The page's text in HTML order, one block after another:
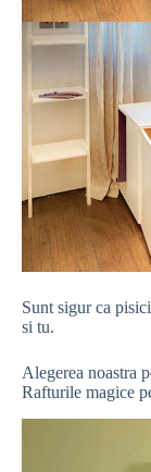
Sunt sigur ca
si tu.
Alegerea noastra
Rafturile magice